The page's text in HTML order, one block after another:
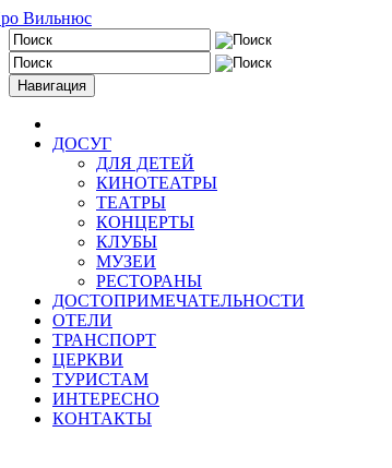
Навигация
ДОСУГ
ДЛЯ ДЕТЕЙ
КИНОТЕАТРЫ
ТЕАТРЫ
КОНЦЕРТЫ
КЛУБЫ
МУЗЕИ
РЕСТОРАНЫ
ДОСТОПРИМЕЧАТЕЛЬНОСТИ
ОТЕЛИ
ТРАНСПОРТ
ЦЕРКВИ
ТУРИСТАМ
ИНТЕРЕСНО
КОНТАКТЫ